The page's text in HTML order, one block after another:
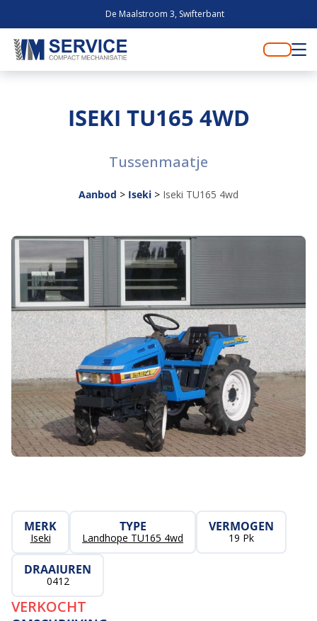
De Maalstroom 3, Swifterbant
ISEKI TU165 4WD
Tussenmaatje
Aanbod > Iseki > Iseki TU165 4wd
MERK
Iseki
TYPE
Landhope TU165 4wd
VERMOGEN
19 Pk
DRAAIUREN
0412
VERKOCHT